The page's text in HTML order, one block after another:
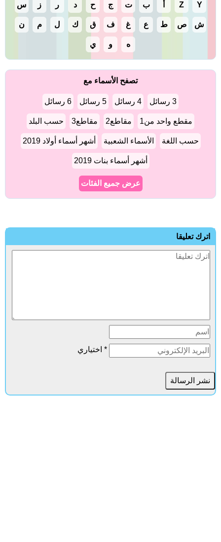
Y
Z ب ت ج ح د ر ز س
ش ص ط ع غ ف ق ك ل م ن
ه و ي
تصفح الأسماء مع
3 رسائل 4 رسائل 5 رسائل 6 رسائل
مقطع واحد من1 مقاطع2 مقاطع3 حسب البلد
حسب اللغة الأسماء الشعبية أشهر أسماء أولاد 2019
أشهر أسماء بنات 2019
عرض جميع الفئات
اترك تعليقا
* اختياري